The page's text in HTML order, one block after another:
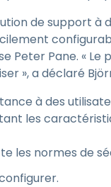
de support à
Peter Pane. «
», a déclaré
à des
les
les normes de